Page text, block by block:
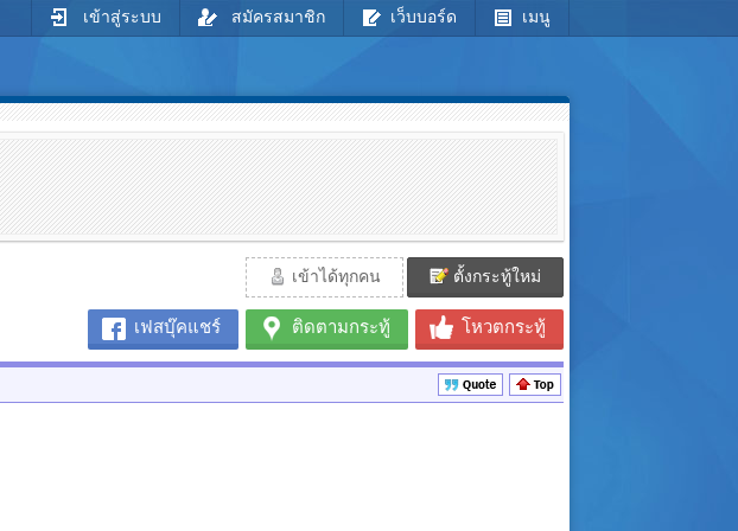
เข้าสู่ระบบ สมัครสมาชิก เว็บบอร์ด เมนู
เข้าได้ทุกคน ตั้งกระทู้ใหม่
เฟสบุ๊คแชร์ ติดตามกระทู้ โหวตกระทู้